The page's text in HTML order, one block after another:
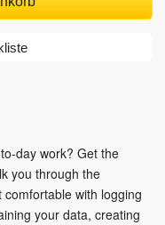
day work? Get the
you through the
with logging
your data, creating